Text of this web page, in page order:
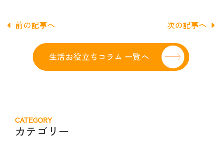
前の記事へ 次の記事へ
生活お役立ちコラム 一覧へ
CATEGORY
カテゴリー